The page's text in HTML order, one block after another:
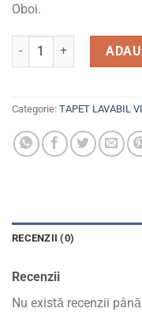
Oboi.
Cantitate Tapet
Categorie: TAPET LAVABIL
RECENZII (0)
Recenzii
Nu există recenzii